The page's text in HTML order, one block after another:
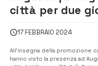
città per due
17 FEBBRAIO 2024
All’insegna della promozione
hanno visto la presenza ad